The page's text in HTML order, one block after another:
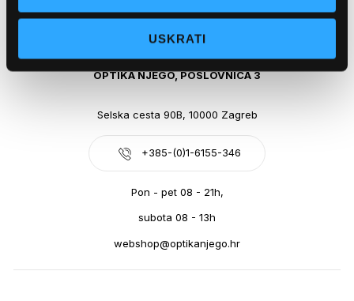
USKRATI
webshop@optikanjego.hr
OPTIKA NJEGO, POSLOVNICA 3
Selska cesta 90B, 10000 Zagreb
+385-(0)1-6155-346
Pon - pet 08 - 21h,
subota 08 - 13h
webshop@optikanjego.hr